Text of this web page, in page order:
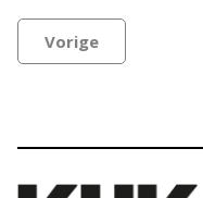
Vorige